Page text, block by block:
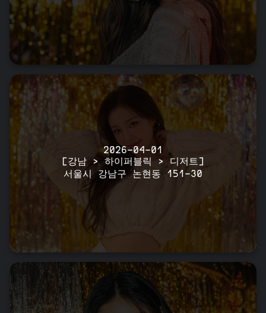
2026-04-01
[강남 > 하이퍼블릭 > 디저트]
서울시 강남구 논현동 151-30